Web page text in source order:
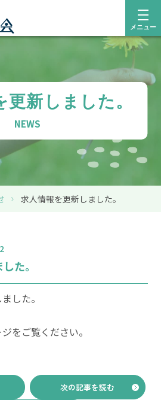
メニュー
新しました。
NEWS
求人情報を更新しました。
た。
した。
をご覧ください。
次の記事を読む